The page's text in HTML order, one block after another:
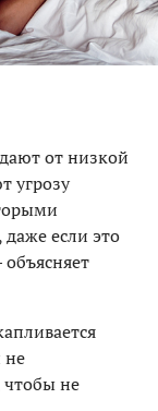
от низкой
угрозу
если это
не
чтобы не